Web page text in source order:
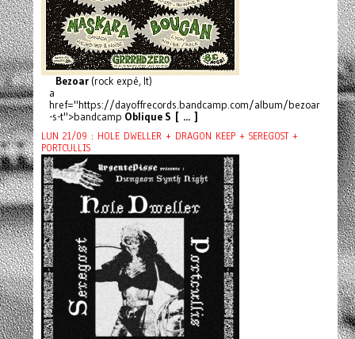
Bezoar(rock expé, It)
a
href="https://dayoffrecords.bandcamp.com/album/bezoar
-s-t">bandcamp Oblique S [ ... ]
LUN 21/09 : HOLE DWELLER + DRAGON KEEP + SEREGOST +
PORTCULLIS